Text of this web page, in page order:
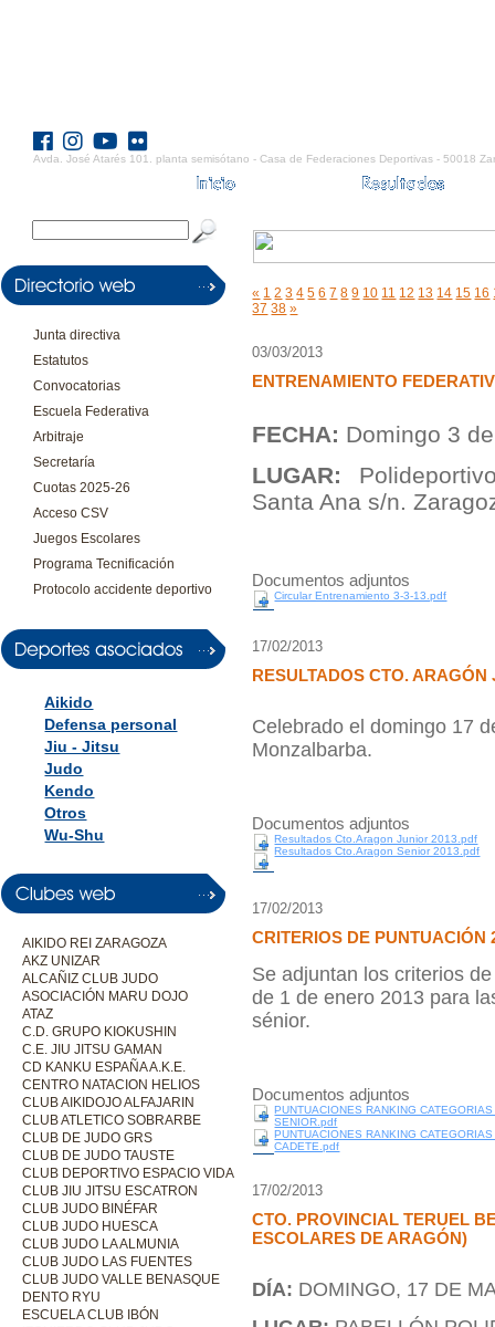
Avda. José Atarés 101. planta semisótano - Casa de Federaciones Deportivas - 50018
Junta directiva
Estatutos
Convocatorias
Escuela Federativa
Arbitraje
Secretaría
Cuotas 2025-26
Acceso CSV
Juegos Escolares
Programa Tecnificación
Protocolo accidente deportivo
Aikido
Defensa personal
Jiu - Jitsu
Judo
Kendo
Otros
Wu-Shu
AIKIDO REI ZARAGOZA
AKZ UNIZAR
ALCAÑIZ CLUB JUDO
ASOCIACIÓN MARU DOJO
ATAZ
C.D. GRUPO KIOKUSHIN
C.E. JIU JITSU GAMAN
CD KANKU ESPAÑA A.K.E.
CENTRO NATACION HELIOS
CLUB AIKIDOJO ALFAJARIN
CLUB ATLETICO SOBRARBE
CLUB DE JUDO GRS
CLUB DE JUDO TAUSTE
CLUB DEPORTIVO ESPACIO VIDA
CLUB JIU JITSU ESCATRON
CLUB JUDO BINÉFAR
CLUB JUDO HUESCA
CLUB JUDO LA ALMUNIA
CLUB JUDO LAS FUENTES
CLUB JUDO VALLE BENASQUE
DENTO RYU
ESCUELA CLUB IBÓN
« 1 2 3 4 5 6 7 8 9 10 11 12 13 14 15 16
37 38 »
03/03/2013
ENTRENAMIENTO
FECHA: Domingo 3
LUGAR:
Santa Ana s/n.
Documentos adjuntos
Circular Entrenamiento 3-3-13.pdf
17/02/2013
RESULTADOS CTO. ARAGÓN
Celebrado el domingo 17
Monzalbarba.
Documentos adjuntos
Resultados Cto.Aragon Junior 2013.pdf
Resultados Cto.Aragon Senior 2013.pdf
17/02/2013
CRITERIOS DE PUNTUACIÓN
Se adjuntan los criterios
de 1 de enero 2013 para
sénior.
Documentos adjuntos
PUNTUACIONES RANKING
SENIOR.pdf
PUNTUACIONES RANKING
CADETE.pdf
17/02/2013
CTO. PROVINCIAL TERUEL
ESCOLARES DE ARAGÓN)
DÍA: DOMINGO, 17 DE